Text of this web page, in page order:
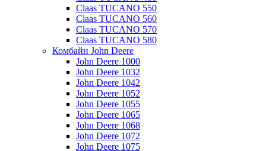
Claas TUCANO 550
Claas TUCANO 560
Claas TUCANO 570
Claas TUCANO 580
Комбайн John Deere
John Deere 1000
John Deere 1032
John Deere 1042
John Deere 1052
John Deere 1055
John Deere 1065
John Deere 1068
John Deere 1072
John Deere 1075